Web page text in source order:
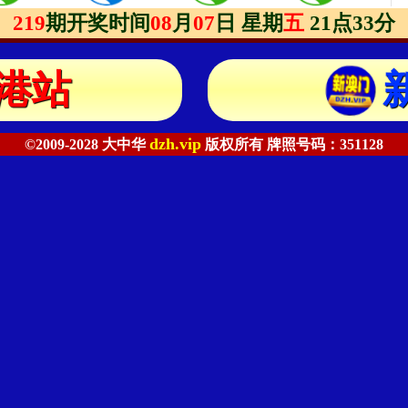
站
©2009-2028 大中华dzh.vip 版权所有 牌照号码：351128